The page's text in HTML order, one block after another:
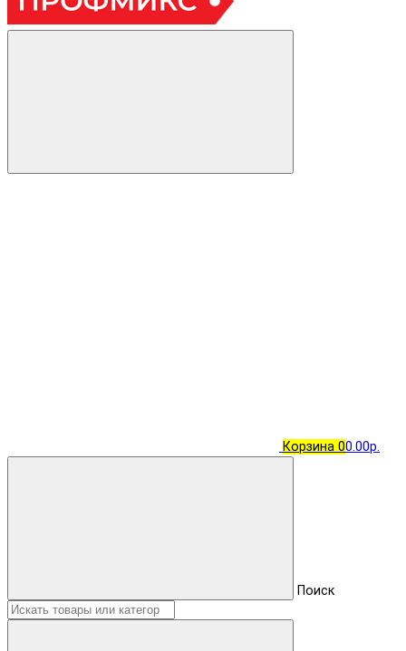
Корзина 00.00р.
Поиск